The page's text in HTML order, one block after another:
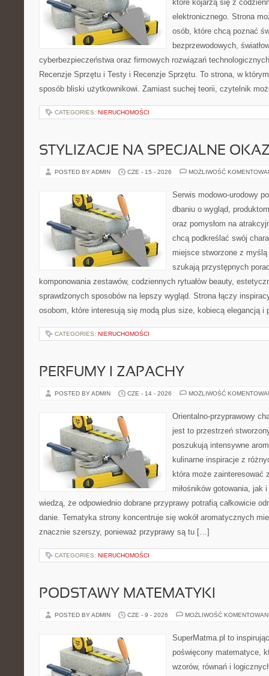
które kojarzą się z
elektronicznego. Strona
osób, które chcą poznać
bezprzewodowych,
cyberbezpieczeństwa oraz firmowych rozwiązań
Recenzje Sprzętu i Testy i Recenzje Sprzętu. To strona, w
sposób bliski użytkownikowi. Zamiast suchej teorii, czytelnik
CATEGORIES: NIERUCHOMOŚCI
STYLIZACJE NA SPECJALNE
POSTED BY ADMIN CZE - 15 - 2026 MOŻLIWOŚĆ
Serwis modowo-urodowy
dbaniu o wygląd,
oraz pomysłom na
chcą podkreślać swój
miejsce stworzone z
szukają przystępnych
komponowania zestawów, codziennych rytuałów beauty,
sprawdzonych sposobów na lepszy wygląd. Strona łączy
osobom, które interesują się modą plus size, kobiecą elegancją
CATEGORIES: NIERUCHOMOŚCI
PERFUMY I ZAPACHY
POSTED BY ADMIN CZE - 14 - 2026 MOŻLIWOŚĆ
Orientalno-przyprawowy
jest to przestrzeń
poszukują intensywne
kulinarne inspiracje z
która może zainteresować
miłośników gotowania, jak
wiedzą, że odpowiednio dobrane przyprawy potrafią całkowicie
danie. Tematyka strony koncentruje się wokół aromatycznych
znacznie szerszy, ponieważ przyprawy są tu […]
CATEGORIES: NIERUCHOMOŚCI
PODSTAWY MATEMATYKI
POSTED BY ADMIN CZE - 9 - 2026 MOŻLIWOŚĆ
SuperMatma.pl to
poświęcony matematyce,
wzorów, równań i